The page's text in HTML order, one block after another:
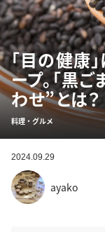
「目の健康
ープ。「黒
わせ”とは？
料理・グルメ
2024.09.29
ayako